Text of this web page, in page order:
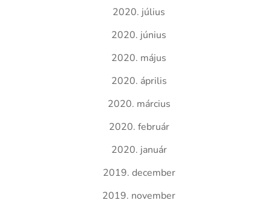
2020. július
2020. június
2020. május
2020. április
2020. március
2020. február
2020. január
2019. december
2019. november